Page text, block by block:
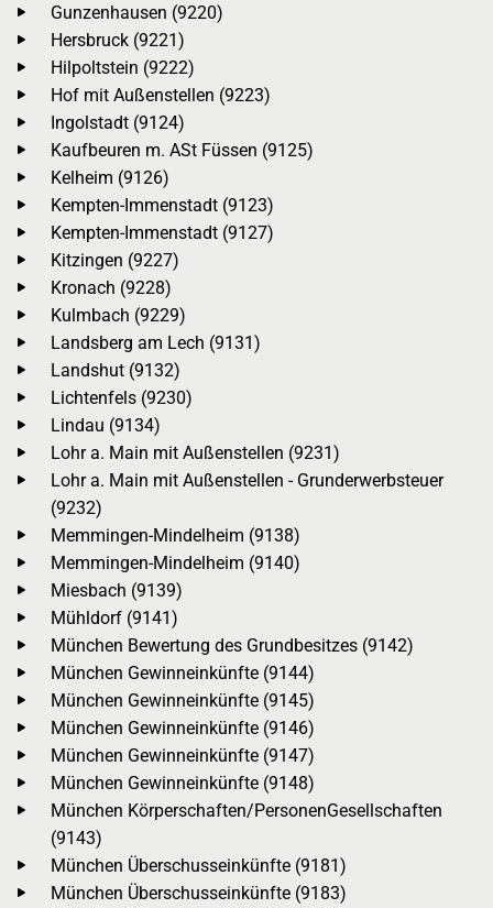
Gunzenhausen (9220)
Hersbruck (9221)
Hilpoltstein (9222)
Hof mit Außenstellen (9223)
Ingolstadt (9124)
Kaufbeuren m. ASt Füssen (9125)
Kelheim (9126)
Kempten-Immenstadt (9123)
Kempten-Immenstadt (9127)
Kitzingen (9227)
Kronach (9228)
Kulmbach (9229)
Landsberg am Lech (9131)
Landshut (9132)
Lichtenfels (9230)
Lindau (9134)
Lohr a. Main mit Außenstellen (9231)
Lohr a. Main mit Außenstellen - Grunderwerbsteuer
(9232)
Memmingen-Mindelheim (9138)
Memmingen-Mindelheim (9140)
Miesbach (9139)
Mühldorf (9141)
München Bewertung des Grundbesitzes (9142)
München Gewinneinkünfte (9144)
München Gewinneinkünfte (9145)
München Gewinneinkünfte (9146)
München Gewinneinkünfte (9147)
München Gewinneinkünfte (9148)
München Körperschaften/PersonenGesellschaften
(9143)
München Überschusseinkünfte (9181)
München Überschusseinkünfte (9183)